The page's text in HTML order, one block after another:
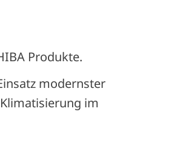
Produkte.
modernster
im